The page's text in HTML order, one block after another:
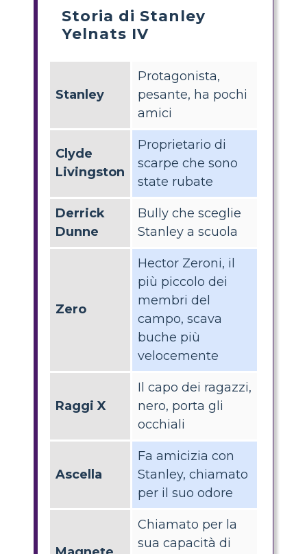
Storia di Stanley
Yelnats IV
Stanley
Protagonista,
pesante, ha pochi
amici
Clyde
Livingston
Proprietario di
scarpe che sono
state rubate
Derrick
Dunne
Bully che sceglie
Stanley a scuola
Zero
Hector Zeroni, il
più piccolo dei
membri del
campo, scava
buche più
velocemente
Raggi X
Il capo dei ragazzi,
nero, porta gli
occhiali
Ascella
Fa amicizia con
Stanley, chiamato
per il suo odore
Chiamato per la
sua capacità di